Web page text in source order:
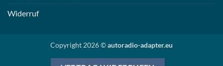
Widerruf
Copyright 2026 ©autoradio-adapter.eu